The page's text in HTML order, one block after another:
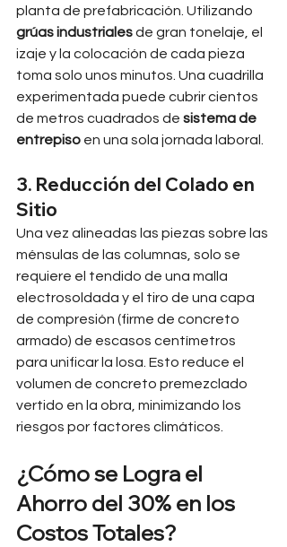
planta de prefabricación. Utilizando
grúas industriales de gran tonelaje, el
izaje y la colocación de cada pieza
toma solo unos minutos. Una cuadrilla
experimentada puede cubrir cientos
de metros cuadrados de sistema de
entrepiso en una sola jornada laboral.
3. Reducción del Colado en
Sitio
Una vez alineadas las piezas sobre las
ménsulas de las columnas, solo se
requiere el tendido de una malla
electrosoldada y el tiro de una capa
de compresión (firme de concreto
armado) de escasos centímetros
para unificar la losa. Esto reduce el
volumen de concreto premezclado
vertido en la obra, minimizando los
riesgos por factores climáticos.
¿Cómo se Logra el
Ahorro del 30% en los
Costos Totales?